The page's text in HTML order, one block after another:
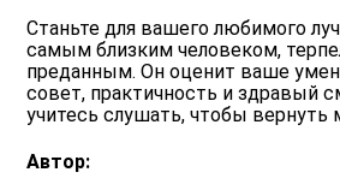
Станьте для вашего любимого
самым близким человеком,
преданным. Он оценит ваше
совет, практичность и здравый
учитесь слушать, чтобы вернуть
Автор: